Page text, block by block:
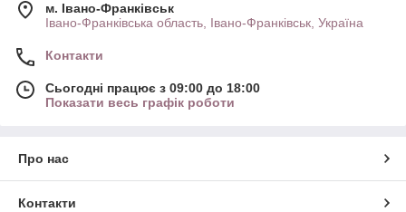
м. Івано-Франківськ
Івано-Франківська область, Івано-Франківськ, Україна
Контакти
Сьогодні працює з 09:00 до 18:00
Показати весь графік роботи
Про нас
Контакти